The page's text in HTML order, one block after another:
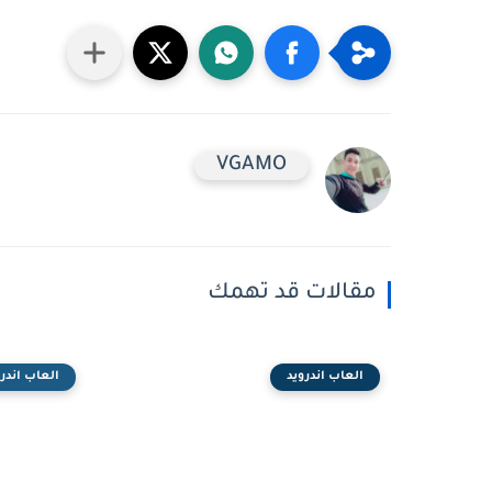
VGAMO
مقالات قد تهمك
العاب اندرويد العاب